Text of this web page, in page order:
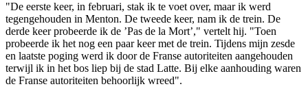
"De eerste keer, in februari, stak ik te voet over, maar ik werd
tegengehouden in Menton. De tweede keer, nam ik de trein. De
derde keer probeerde ik de ’Pas de la Mort’," vertelt hij. "Toen
probeerde ik het nog een paar keer met de trein. Tijdens mijn zesde
en laatste poging werd ik door de Franse autoriteiten aangehouden
terwijl ik in het bos liep bij de stad Latte. Bij elke aanhouding waren
de Franse autoriteiten behoorlijk wreed".